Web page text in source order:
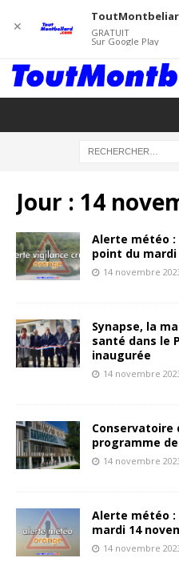
Jour : 14
Alerte météo :
point du mardi
14 novembre
Synapse, la
santé dans le
inaugurée
14 novembre
Conservatoire
programme
14 novembre
Alerte météo :
mardi 14
14 novembre
✕ GRATUIT
Sur Google Play